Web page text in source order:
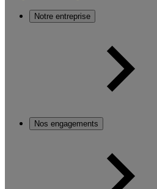
Notre entreprise
Nos engagements